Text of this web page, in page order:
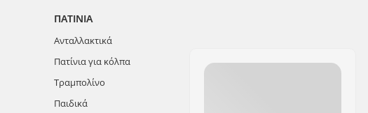
ΠΑΤΙΝΙΑ
Ανταλλακτικά
Πατίνια για κόλπα
Τραμπολίνο
Παιδικά